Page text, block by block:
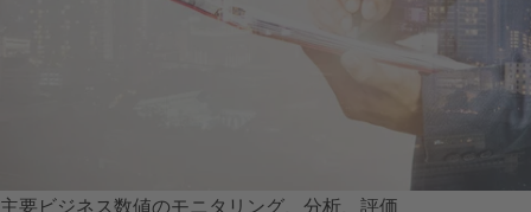
主要ビジネス数値のモニタリング、分析、評価